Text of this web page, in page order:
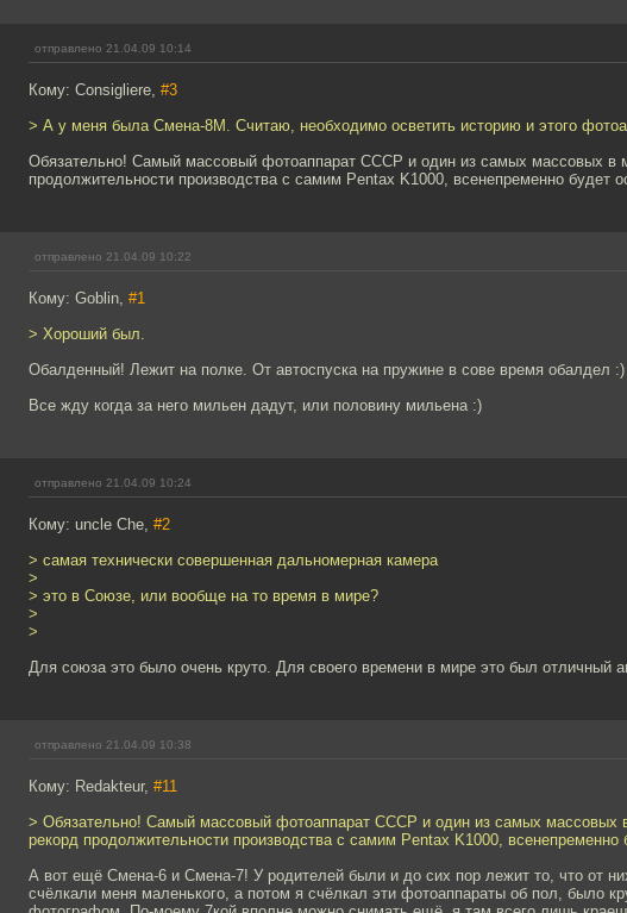
отправлено 21.04.09 10:14
Кому: Consigliere, #3
> А у меня была Смена-8М. Считаю, необходимо осветить историю и этого
Обязательно! Самый массовый фотоаппарат СССР и один из самых массовых в
продолжительности производства с самим Pentax K1000, всенепременно будет
отправлено 21.04.09 10:22
Кому: Goblin, #1
> Хороший был.
Обалденный! Лежит на полке. От автоспуска на пружине в сове время обалдел :)
Все жду когда за него мильен дадут, или половину мильена :)
отправлено 21.04.09 10:24
Кому: uncle Che, #2
> самая технически совершенная дальномерная камера
>
> это в Союзе, или вообще на то время в мире?
>
>
Для союза это было очень круто. Для своего времени в мире это был отличный
отправлено 21.04.09 10:38
Кому: Redakteur, #11
> Обязательно! Самый массовый фотоаппарат СССР и один из самых массовых
рекорд продолжительности производства с самим Pentax K1000, всенепременно
А вот ещё Смена-6 и Смена-7! У родителей были и до сих пор лежит то, что от
счёлкали меня маленького, а потом я счёлкал эти фотоаппараты об пол, было